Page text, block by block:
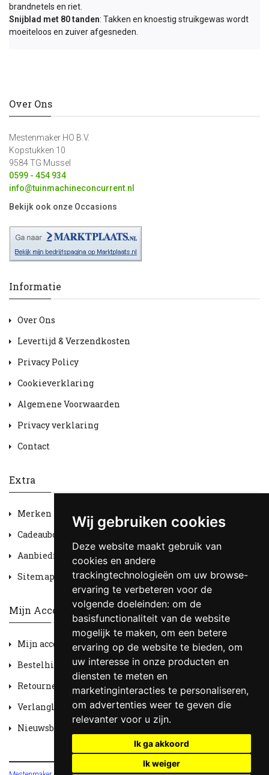
Wij gebruiken cookies
Deze website maakt gebruik van
cookies en andere
trackingtechnologieën om uw browse-
ervaring te verbeteren voor de
volgende doeleinden: om de
basisfunctionaliteit van de website
mogelijk te maken, om een betere
ervaring op de website te bieden, om
uw interesse in onze producten en
diensten te meten en
marketinginteracties te personaliseren,
om advertenties weer te geven die
relevanter voor u zijn.
Ik ga akkoord
Ik weiger
brandnetels en riet.
Snijblad met 80 tanden: Takken en knoestig struikgewas wordt
moeiteloos en zuiver afgesneden.
Over Ons
Mestenmaker HO B.V.
Kopstukken 10
9584 TG Mussel
0599 - 454 934
info@tuinmachineconcurrent.nl
Bekijk ook onze Occasions
Informatie
Over Ons
Levertijd & Verzendkosten
Privacy Policy
Cookieverklaring
Algemene Voorwaarden
Privacy verklaring
Contact
Extra
Merken
Cadeaubon
Aanbiedingen
Sitemap
Mijn Account
Mijn account
Bestelhistorie
Retourneren
Verlanglijst
Nieuwsbrief